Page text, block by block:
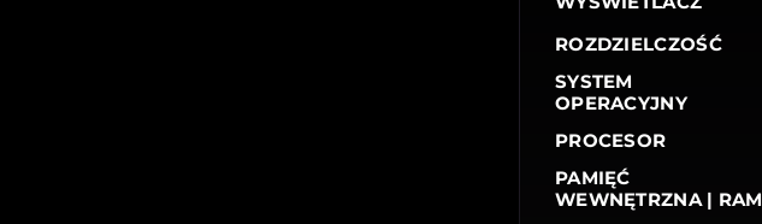
ROZDZIELCZOŚĆ
SYSTEM
OPERACYJNY
PROCESOR
PAMIĘĆ
WEWNĘTRZNA | RAM